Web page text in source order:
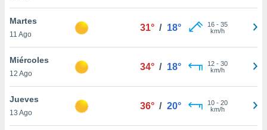
cookies
aceptar
Martes
11 Ago
31° / 18° 16- 35
km/h
Miércoles
12 Ago
34° / 18° 12- 30
km/h
Jueves
13 Ago
36° / 20° 10- 20
km/h